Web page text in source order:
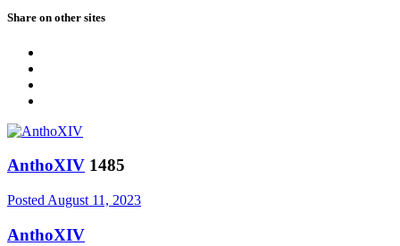
Share on other sites
AnthoXIV 1485
Posted August 11, 2023
AnthoXIV